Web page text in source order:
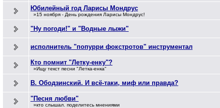
Юбилейный год Ларисы Мондрус
»15 ноября - День рождения Ларисы Мондрус!
"Ну погоди!" и "Водные лыжи"
исполнитель "попурри фокстротов" инструментал
Кто помнит "Летку-енку"?
»Ищу текст песни "Летка-енка"
В. Ободзинский. И всё-таки, миф или правда?
"Песня любви"
»кто слышал. поделитесь мнениями